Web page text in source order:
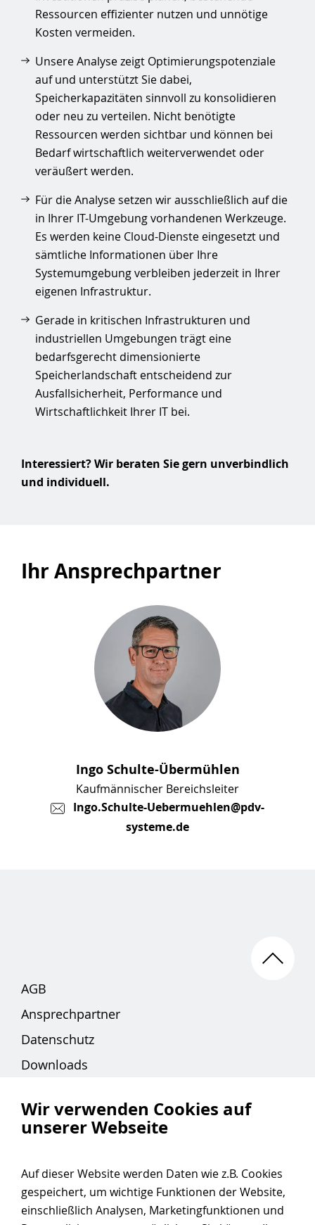
Ressourcen effizienter nutzen und unnötige
Kosten vermeiden.
Unsere Analyse zeigt Optimierungspotenziale
auf und unterstützt Sie dabei,
Speicherkapazitäten sinnvoll zu konsolidieren
oder neu zu verteilen. Nicht benötigte
Ressourcen werden sichtbar und können bei
Bedarf wirtschaftlich weiterverwendet oder
veräußert werden.
Für die Analyse setzen wir ausschließlich auf die
in Ihrer IT-Umgebung vorhandenen Werkzeuge.
Es werden keine Cloud-Dienste eingesetzt und
sämtliche Informationen über Ihre
Systemumgebung verbleiben jederzeit in Ihrer
eigenen Infrastruktur.
Gerade in kritischen Infrastrukturen und
industriellen Umgebungen trägt eine
bedarfsgerecht dimensionierte
Speicherlandschaft entscheidend zur
Ausfallsicherheit, Performance und
Wirtschaftlichkeit Ihrer IT bei.
Interessiert? Wir beraten Sie gern unverbindlich
und individuell.
Ihr Ansprechpartner
Ingo Schulte-Übermühlen
Kaufmännischer Bereichsleiter
Ingo.Schulte-Uebermuehlen@pdv-
systeme.de
AGB
Ansprechpartner
Datenschutz
Downloads
+49 5321 3703-50
hotline@pdv-systeme.de
Wir verwenden Cookies auf
unserer Webseite
Auf dieser Website werden Daten wie z.B. Cookies
gespeichert, um wichtige Funktionen der Website,
einschließlich Analysen, Marketingfunktionen und